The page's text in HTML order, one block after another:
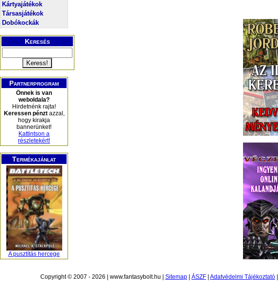
Kártyajátékok
Társasjátékok
Dobókockák
Keresés
Partnerprogram
Önnek is van
weboldala?
Hirdetnénk rajta!
Keressen pénztazzal,
hogy kirakja
bannerünket!
Kattintson a
részletekért!
Termékajánlat
A pusztítás hercege
Copyright © 2007 - 2026 | www.fantasybolt.hu | Sitemap ÁSZF Adatvédelmi Tájékoztató